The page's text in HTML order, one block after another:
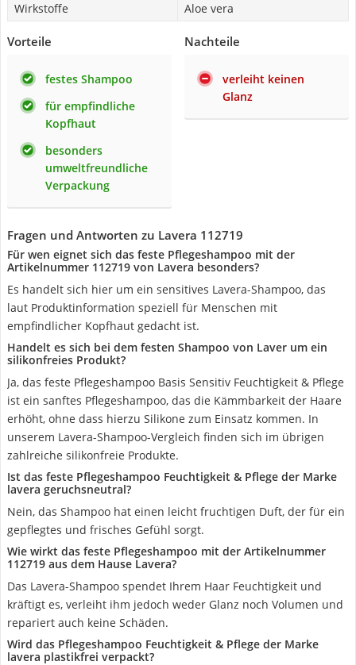
Wirkstoffe Aloe vera
Vorteile
festes Shampoo
für empfindliche
Kopfhaut
besonders
umweltfreundliche
Verpackung
Nachteile
verleiht keinen
Glanz
Fragen und Antworten zu Lavera 112719
Für wen eignet sich das feste Pflegeshampoo mit der
Artikelnummer 112719 von Lavera besonders?
Es handelt sich hier um ein sensitives Lavera-Shampoo, das
laut Produktinformation speziell für Menschen mit
empfindlicher Kopfhaut gedacht ist.
Handelt es sich bei dem festen Shampoo von Laver um ein
silikonfreies Produkt?
Ja, das feste Pflegeshampoo Basis Sensitiv Feuchtigkeit & Pflege
ist ein sanftes Pflegeshampoo, das die Kämmbarkeit der Haare
erhöht, ohne dass hierzu Silikone zum Einsatz kommen. In
unserem Lavera-Shampoo-Vergleich finden sich im übrigen
zahlreiche silikonfreie Produkte.
Ist das feste Pflegeshampoo Feuchtigkeit & Pflege der Marke
lavera geruchsneutral?
Nein, das Shampoo hat einen leicht fruchtigen Duft, der für ein
gepflegtes und frisches Gefühl sorgt.
Wie wirkt das feste Pflegeshampoo mit der Artikelnummer
112719 aus dem Hause Lavera?
Das Lavera-Shampoo spendet Ihrem Haar Feuchtigkeit und
kräftigt es, verleiht ihm jedoch weder Glanz noch Volumen und
repariert auch keine Schäden.
Wird das Pflegeshampoo Feuchtigkeit & Pflege der Marke
lavera plastikfrei verpackt?